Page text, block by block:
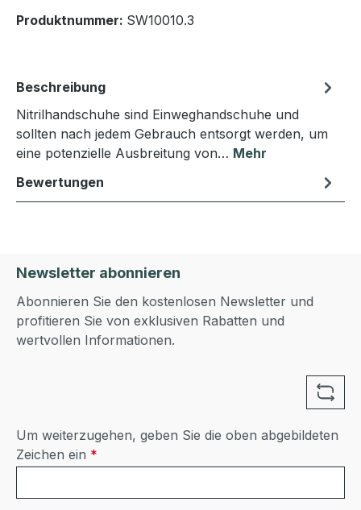
Produktnummer: SW10010.3
Beschreibung
Nitrilhandschuhe sind Einweghandschuhe und
sollten nach jedem Gebrauch entsorgt werden, um
eine potenzielle Ausbreitung von… Mehr
Bewertungen
Newsletter abonnieren
Abonnieren Sie den kostenlosen Newsletter und
profitieren Sie von exklusiven Rabatten und
wertvollen Informationen.
Um weiterzugehen, geben Sie die oben abgebildeten
Zeichen ein *